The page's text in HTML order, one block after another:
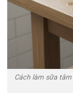
Cách làm sữa